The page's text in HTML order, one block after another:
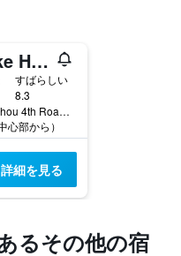
Star Lake Hotel
すばらしい
8.3
No. 37 Duanzhou 4th Road, 肇慶（ザオチン）, 中国
心部から）
詳細を見る
るその他の宿